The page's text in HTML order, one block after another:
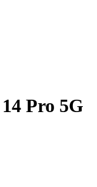
Pro 5G